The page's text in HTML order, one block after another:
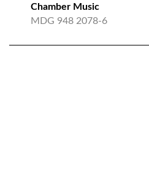
Chamber Music
MDG 948 2078-6